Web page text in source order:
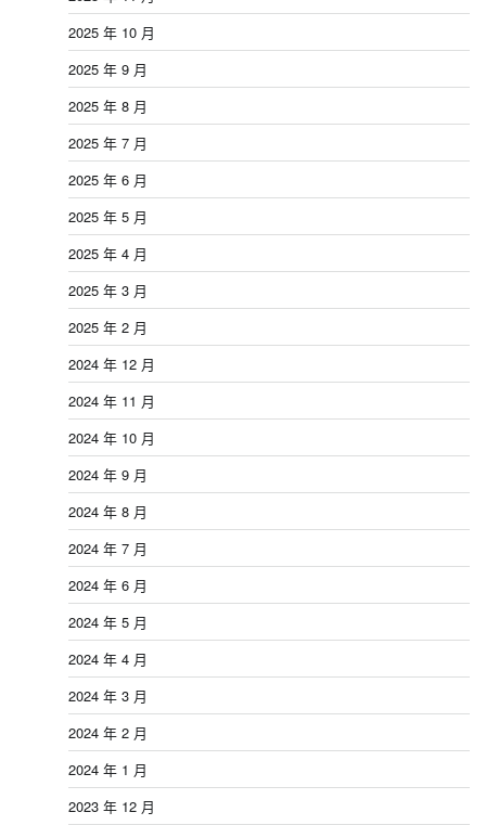
2025 年 10 月
2025 年 9 月
2025 年 8 月
2025 年 7 月
2025 年 6 月
2025 年 5 月
2025 年 4 月
2025 年 3 月
2025 年 2 月
2024 年 12 月
2024 年 11 月
2024 年 10 月
2024 年 9 月
2024 年 8 月
2024 年 7 月
2024 年 6 月
2024 年 5 月
2024 年 4 月
2024 年 3 月
2024 年 2 月
2024 年 1 月
2023 年 12 月